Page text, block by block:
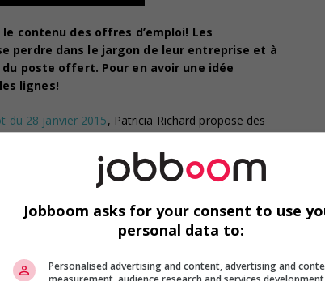
contenu des offres d’emploi! Les
perdre dans le jargon de leur entreprise et à
poste offert. Pour en avoir une idée
lignes!
du 28 janvier 2015, Patricia Richard propose des
d’emploi à l’émission Libre-service au canal
de l’émission.
et Auditoire chez Jobboom.
Jobboom asks for your consent to use
personal data to:
Personalised advertising and content, advertising and